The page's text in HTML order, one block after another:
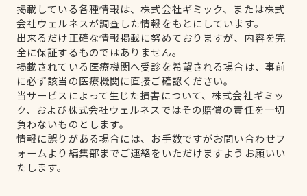
掲載している各種情報は、株式会社ギミック、または株式
会社ウェルネスが調査した情報をもとにしています。
出来るだけ正確な情報掲載に努めておりますが、内容を完
全に保証するものではありません。
掲載されている医療機関へ受診を希望される場合は、事前
に必ず該当の医療機関に直接ご確認ください。
当サービスによって生じた損害について、株式会社ギミッ
ク、および株式会社ウェルネスではその賠償の責任を一切
負わないものとします。
情報に誤りがある場合には、お手数ですがお問い合わせフ
ォームより編集部までご連絡をいただけますようお願いい
たします。